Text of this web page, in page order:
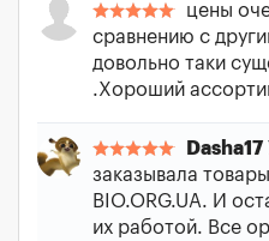
цены
сравнению с
довольно таки
.Хороший
Dasha17
заказывала
BIO.ORG.UA. И
их работой. Все